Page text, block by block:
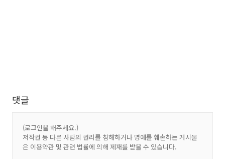
댓글